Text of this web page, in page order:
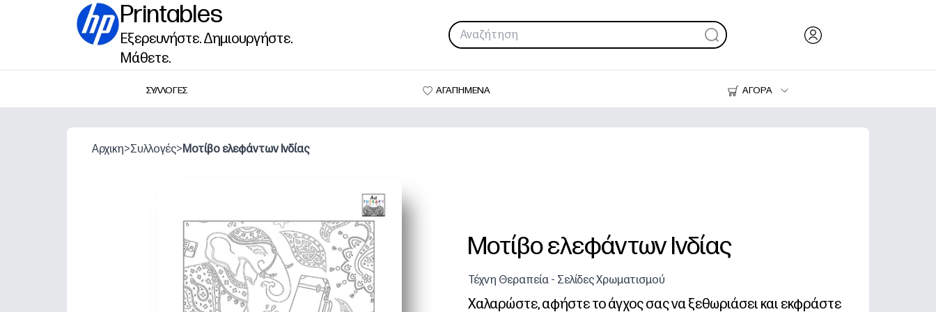
Printables
Εξερευνήστε. Δημιουργήστε.
Μάθετε.
ΣΥΛΛΟΓΕΣ ΑΓΑΠΗΜΕΝΑ
ΑΓΟΡΑ
Εκτυπωτές
Αρχικη>Συλλογές>Μοτίβο ελεφάντων Ινδίας
Μοτίβο ελεφάντων Ινδίας
Τέχνη Θεραπεία - Σελίδες Χρωματισμού
Χαλαρώστε, αφήστε το άγχος σας να ξεθωριάσει και εκφράστε